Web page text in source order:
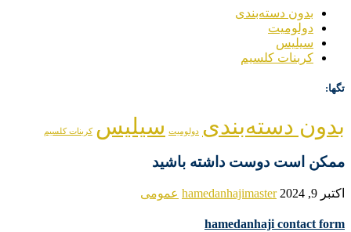
بدون دسته‌بندی
دولومیت
سیلیس
کربنات کلسیم
تگها:
بدون دسته‌بندی دولومیت سیلیس کربنات کلسیم
ممکن است دوست داشته باشید
اکتبر 9, 2024 hamedanhajimaster عمومی
hamedanhaji contact form